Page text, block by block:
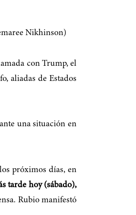
con Trump, el
aliadas de Estados
una situación en
próximos días, en
tarde hoy (sábado),
Rubio manifestó